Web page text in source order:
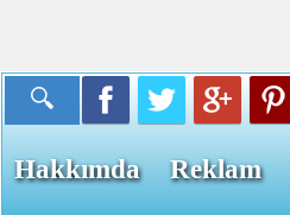
Hakkımda Reklam